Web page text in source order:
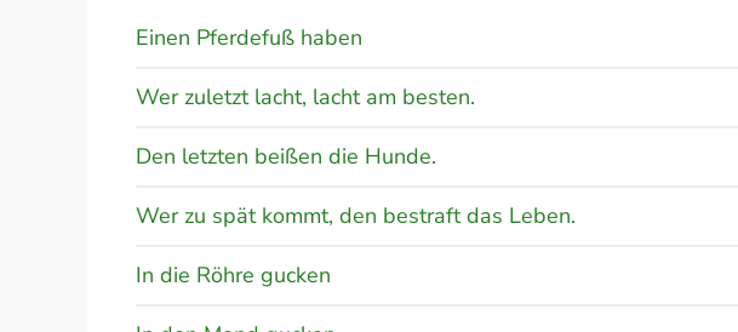
Einen Pferdefuß haben
Wer zuletzt lacht, lacht am besten.
Den letzten beißen die Hunde.
Wer zu spät kommt, den bestraft das Leben.
In die Röhre gucken